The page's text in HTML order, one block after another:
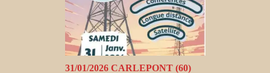
31/01/2026 CARLEPONT (60)